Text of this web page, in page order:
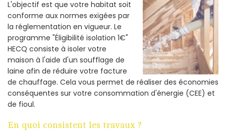
L'objectif est que votre habitat soit
conforme aux normes exigées par
la réglementation en vigueur. Le
programme "Éligibilité isolation 1€"
HECQ consiste à isoler votre
maison à l'aide d'un soufflage de
laine afin de réduire votre facture
de chauffage. Cela vous permet de réaliser des économies
conséquentes sur votre consommation d'énergie (CEE) et
de fioul.
En quoi consistent les travaux ?